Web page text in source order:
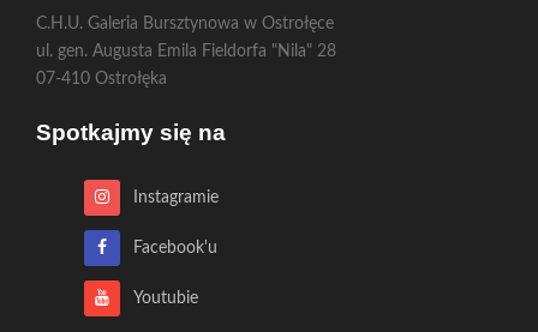
C.H.U. Galeria Bursztynowa w Ostrołęce
ul. gen. Augusta Emila Fieldorfa "Nila" 28
07-410 Ostrołęka
Spotkajmy się na
Instagramie
Facebook'u
Youtubie